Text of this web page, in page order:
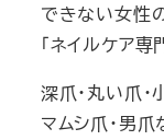
できない女性
「ネイルケア専
深爪・丸い爪・
マムシ爪・男